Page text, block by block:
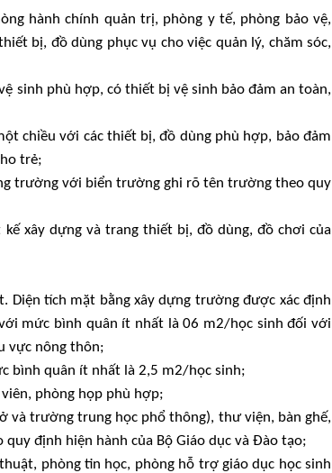
hành chính quản trị, phòng y tế, phòng bảo vệ,
bị, đồ dùng phục vụ cho việc quản lý, chăm sóc,
sinh phù hợp, có thiết bị vệ sinh bảo đảm an toàn,
chiều với các thiết bị, đồ dùng phù hợp, bảo đảm
trẻ;
trường với biển trường ghi rõ tên trường theo quy
xây dựng và trang thiết bị, đồ dùng, đồ chơi của
tích mặt bằng xây dựng trường được xác định
mức bình quân ít nhất là 06 m2/học sinh đối với
vực nông thôn;
bình quân ít nhất là 2,5 m2/học sinh;
phòng họp phù hợp;
và trường trung học phổ thông), thư viện, bàn ghế,
định hiện hành của Bộ Giáo dục và Đào tạo;
phòng tin học, phòng hỗ trợ giáo dục học sinh